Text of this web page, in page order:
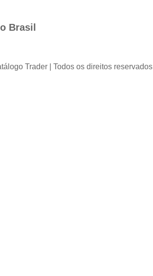
Brasil
Trader | Todos os direitos reservados